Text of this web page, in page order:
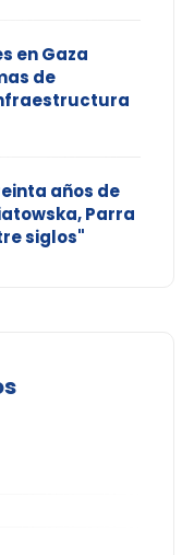
en Gaza
de
años de
Parra
siglos"